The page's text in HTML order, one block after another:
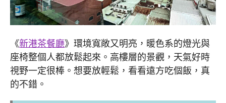
《新港茶餐廳》環境寬敞又明亮，暖色系的燈光與
座椅整個人都放鬆起來。高樓層的景觀，天氣好時
視野一定很棒。想要放輕鬆，看看遠方吃個飯，真
的不錯。